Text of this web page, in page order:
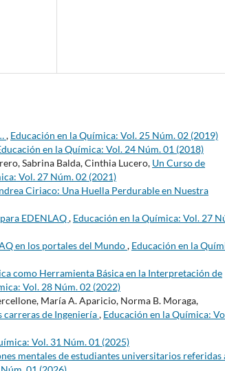
, Educación en la Química: Vol. 25 Núm. 02 (2019)
en la Química: Vol. 24 Núm. 01 (2018)
Sabrina Balda, Cinthia Lucero, Un Curso de
Vol. 27 Núm. 02 (2021)
Ciriaco: Una Huella Perdurable en Nuestra
EDENLAQ, Educación en la Química: Vol. 27
en los portales del Mundo, Educación en la
como Herramienta Básica en la Interpretación de
Vol. 28 Núm. 02 (2022)
María A. Aparicio, Norma B. Moraga,
carreras de Ingeniería, Educación en la Química:
Vol. 31 Núm. 01 (2025)
mentales de estudiantes universitarios referidas